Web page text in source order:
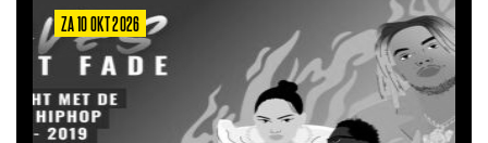
ZA 10 OKT 2026